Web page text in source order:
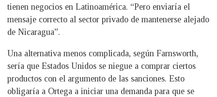
tienen negocios en Latinoamérica. “Pero enviaría el
mensaje correcto al sector privado de mantenerse alejado
de Nicaragua”.
Una alternativa menos complicada, según Farnsworth,
sería que Estados Unidos se niegue a comprar ciertos
productos con el argumento de las sanciones. Esto
obligaría a Ortega a iniciar una demanda para que se